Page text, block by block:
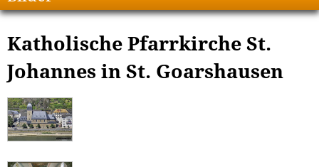
Katholische Pfarrkirche St.
Johannes in St. Goarshausen